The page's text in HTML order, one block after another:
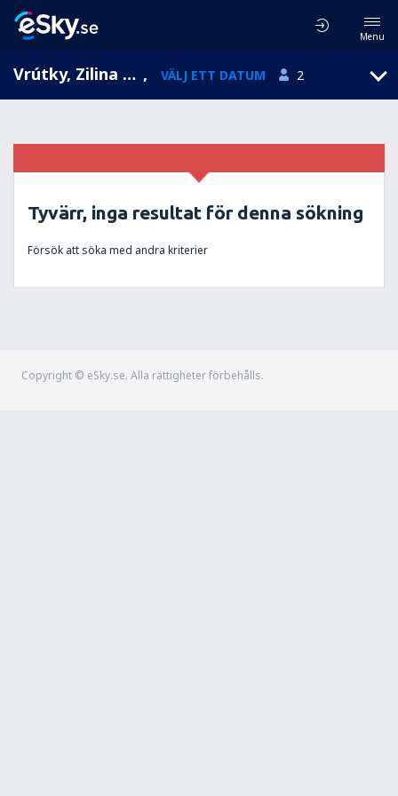
Menu
Vrútky, Zilina Region, Slovakien , VÄLJ ETT DATUM 2
Tyvärr, inga resultat för denna sökning
Försök att söka med andra kriterier
Copyright © eSky.se. Alla rättigheter förbehålls.